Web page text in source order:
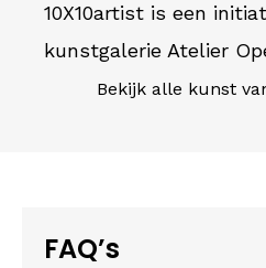
10X10artist is een
kunstgalerie Atelier
Bekijk alle kunst
FAQ’s